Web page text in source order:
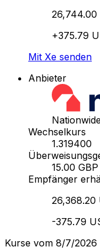
26,744.00
+375.79
Mit Xe senden
Anbieter
Wechselkurs
1.319400
15.00 GBP
Empfänger
26,368.20
-375.79
Kurse vom 8/7/2026